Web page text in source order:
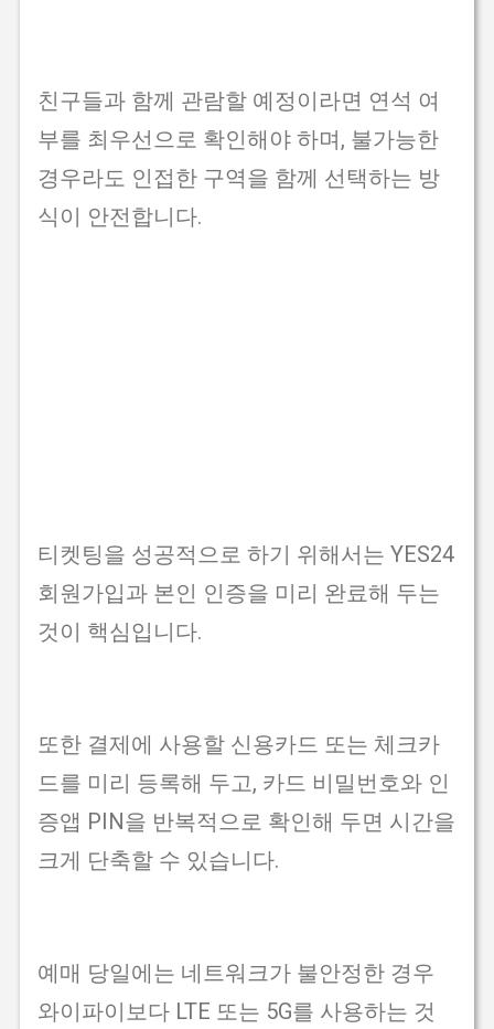
친구들과 함께 관람할 예정이라면 연석 여
부를 최우선으로 확인해야 하며, 불가능한
경우라도 인접한 구역을 함께 선택하는 방
식이 안전합니다.
티켓팅을 성공적으로 하기 위해서는 YES24
회원가입과 본인 인증을 미리 완료해 두는
것이 핵심입니다.
또한 결제에 사용할 신용카드 또는 체크카
드를 미리 등록해 두고, 카드 비밀번호와 인
증앱 PIN을 반복적으로 확인해 두면 시간을
크게 단축할 수 있습니다.
예매 당일에는 네트워크가 불안정한 경우
와이파이보다 LTE 또는 5G를 사용하는 것